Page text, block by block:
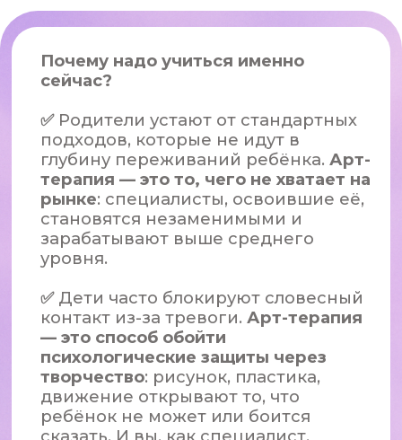
Забронировать место
Попробовать бесплатно
Что даст вам
этот курс?
готовых к использованию на
следующий день после
занятия — работа с тревогой,
агрессией, с примерами из
реальной практики
преподавателей
Понимание, как
адаптировать методыпод